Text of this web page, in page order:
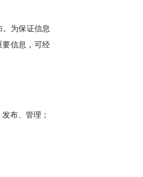
为保证信息
要信息，可经
布、管理；